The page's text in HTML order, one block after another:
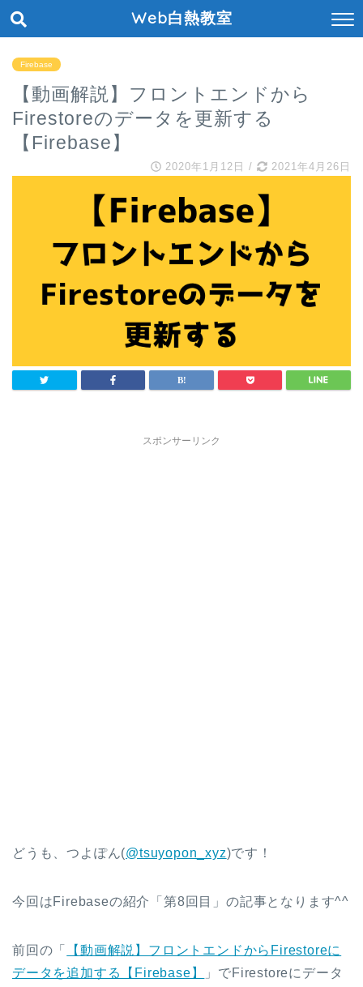
Web白熱教室
Firebase
【動画解説】フロントエンドから
Firestoreのデータを更新する
【Firebase】
2020年1月12日 / 2021年4月26日
スポンサーリンク
どうも、つよぽん(@tsuyopon_xyz)です！
今回はFirebaseの紹介「第8回目」の記事となります^^
前回の「
【動画解説】フロントエンドからFirestoreに
データを追加する【Firebase】
」でFirestoreにデータ